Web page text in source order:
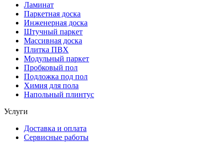
Ламинат
Паркетная доска
Инженерная доска
Штучный паркет
Массивная доска
Плитка ПВХ
Модульный паркет
Пробковый пол
Подложка под пол
Химия для пола
Напольный плинтус
Услуги
Доставка и оплата
Сервисные работы